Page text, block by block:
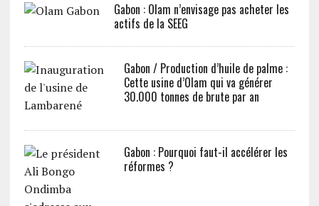
Gabon : Olam n’envisage pas acheter les
actifs de la SEEG
Gabon / Production d’huile de palme :
Cette usine d’Olam qui va générer
30.000 tonnes de brute par an
Gabon : Pourquoi faut-il accélérer les
réformes ?